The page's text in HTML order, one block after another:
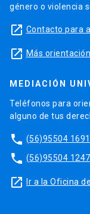
género o violencia
launch Contacto para
launch Más orientación
MEDIACIÓN
Teléfonos para
alguno de tus
phone (56)95504 1691
phone (56)95504 1247
launch Ir a la Oficina